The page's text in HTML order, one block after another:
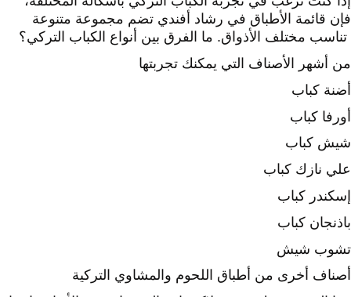
فإن قائمة الأطباق في رشاد أفندي تضم مجموعة متنوعة
من أشهر الأصناف التي يمكنك تجربتها
أضنة كباب
أورفا كباب
شيش كباب
علي نازك كباب
إسكندر كباب
باذنجان كباب
تشوب شيش
أصناف أخرى من أطباق اللحوم والمشاوي التركية